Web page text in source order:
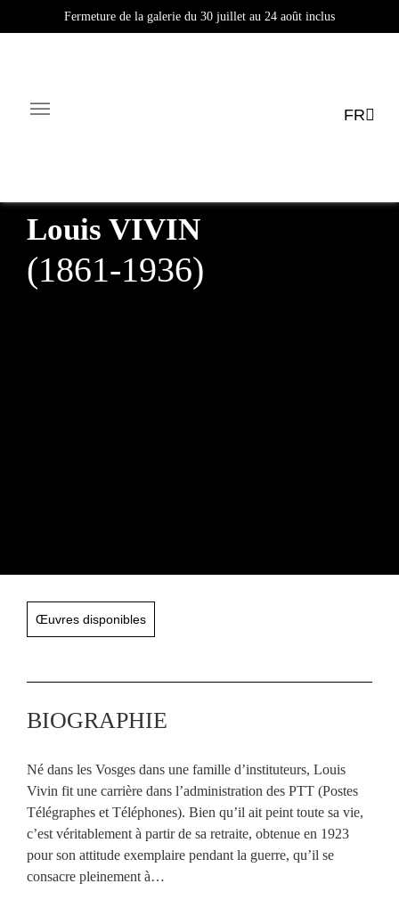
Fermeture de la galerie du 30 juillet au 24 août inclus
Fermeture de la galerie du 30 juillet au 24 août inclus
FR
Louis VIVIN
(1861-1936)
Œuvres disponibles
BIOGRAPHIE
Né dans les Vosges dans une famille d’instituteurs, Louis
Vivin fit une carrière dans l’administration des PTT (Postes
Télégraphes et Téléphones). Bien qu’il ait peint toute sa vie,
c’est véritablement à partir de sa retraite, obtenue en 1923
pour son attitude exemplaire pendant la guerre, qu’il se
consacre pleinement à…